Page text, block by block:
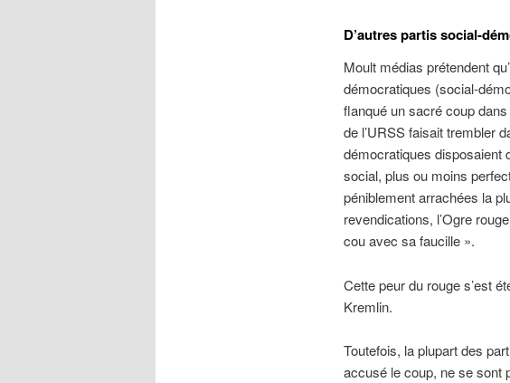
D’autres partis social-
Moult médias prétendent
démocratiques (social-
flanqué un sacré coup
de l’URSS faisait trembler
démocratiques disposaient
social, plus ou moins
péniblement arrachées la
revendications, l’Ogre
cou avec sa faucille ».
Cette peur du rouge s’est
Kremlin.
Toutefois, la plupart des
accusé le coup, ne se sont